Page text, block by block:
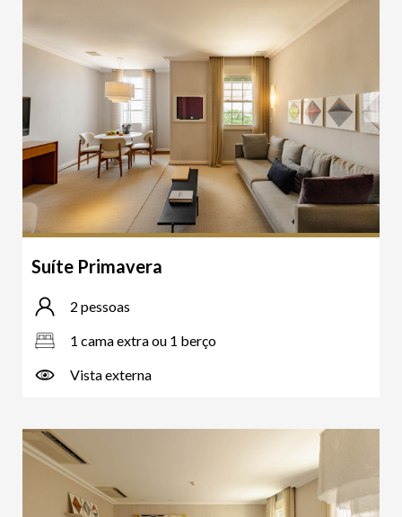
Suíte Primavera
2 pessoas
1 cama extra ou 1 berço
Vista externa